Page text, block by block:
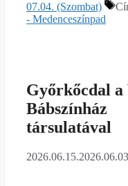
07.04. (Szombat)
- Medenceszínpad
Győrkőcdal a
Bábszínház
társulatával
2026.06.15.